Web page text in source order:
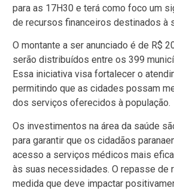
para as 17H30 e terá como foco um
de recursos financeiros destinados à
O montante a ser anunciado é de R$
serão distribuídos entre os 399
Essa iniciativa visa fortalecer o
permitindo que as cidades possam
dos serviços oferecidos à população.
Os investimentos na área da saúde
para garantir que os cidadãos
acesso a serviços médicos mais
às suas necessidades. O repasse de
medida que deve impactar